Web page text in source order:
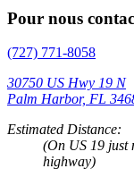
Pour nous
(727) 771-8058
30750 US Hwy 19 N
Palm Harbor, FL
Estimated Distance:
(On US 19 just
highway)